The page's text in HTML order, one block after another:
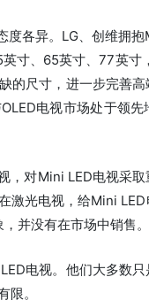
度各异。LG、创维拥
寸、65英寸、77英寸
的尺寸，进一步完善
电视市场处于领
，对Mini LED电视采
激光电视，给Mini
并没有在市场中销售。
电视。他们大多数
。